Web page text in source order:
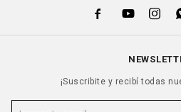
  
¡Suscribite y recibí todas